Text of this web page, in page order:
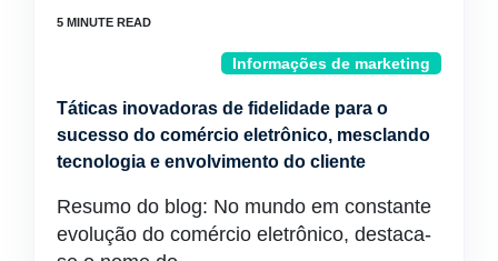
Informações de marketing
Táticas inovadoras de fidelidade para o
sucesso do comércio eletrônico, mesclando
tecnologia e envolvimento do cliente
Resumo do blog: No mundo em constante
evolução do comércio eletrônico, destaca-